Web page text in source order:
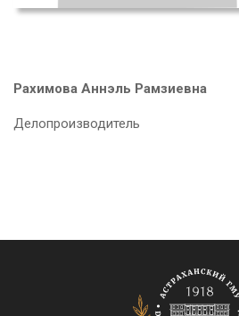
Рахимова Аннэль Рамзиевна
Делопроизводитель